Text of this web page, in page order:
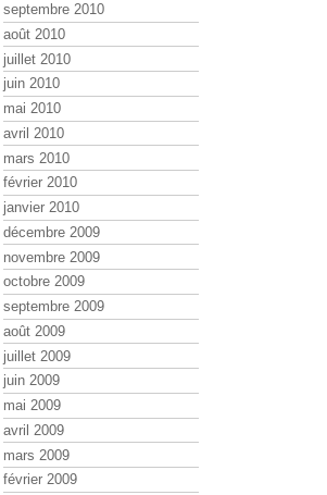
septembre 2010
août 2010
juillet 2010
juin 2010
mai 2010
avril 2010
mars 2010
février 2010
janvier 2010
décembre 2009
novembre 2009
octobre 2009
septembre 2009
août 2009
juillet 2009
juin 2009
mai 2009
avril 2009
mars 2009
février 2009